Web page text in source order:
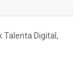
Talenta Digital,